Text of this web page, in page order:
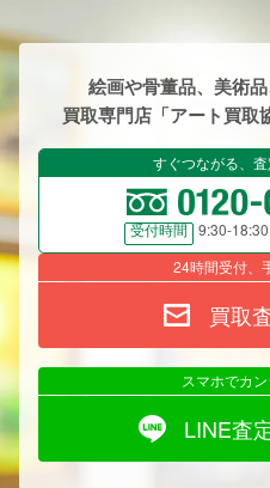
絵画や骨董品、美術
買取専門店「アート買取
すぐつながる、
受付時間
9:30-
24時間受付、
買取
スマホでカ
LINE査